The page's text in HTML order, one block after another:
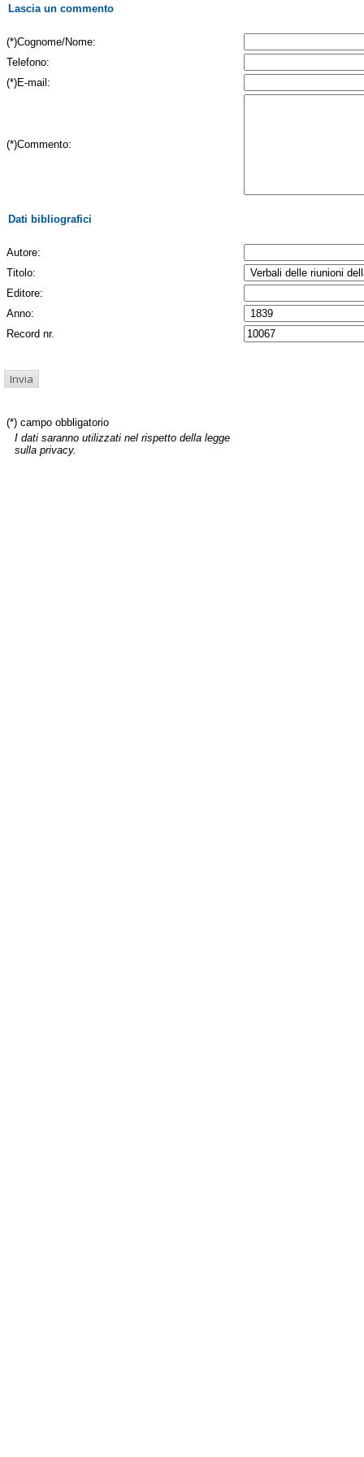
Lascia un commento
(*)Cognome/Nome:
Telefono:
(*)E-mail:
(*)Commento:
Dati bibliografici
Autore:
Titolo:
Editore:
Anno:
Record nr.
(*) campo obbligatorio
I dati saranno utilizzati nel rispetto della legge
sulla privacy.